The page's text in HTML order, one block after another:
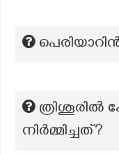
ത്രിശൂരിൽ
നിർമ്മിച്ചത്?